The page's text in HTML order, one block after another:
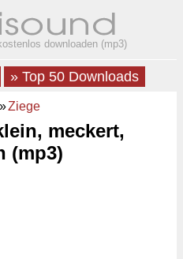
downloaden (mp3)
» Top 50 Downloads
»Ziege
meckert,
(mp3)